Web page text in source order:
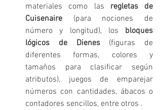
materiales como las regletas de
Cuisenaire (para nociones de
número y longitud), los bloques
lógicos de Dienes (figuras de
diferentes formas, colores y
tamaños para clasificar según
atributos), juegos de emparejar
números con cantidades, ábacos o
contadores sencillos, entre otros .